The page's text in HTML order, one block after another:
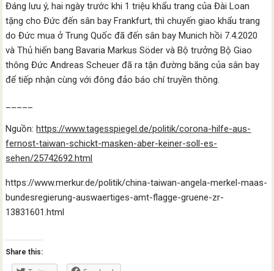
Đáng lưu ý, hai ngày trước khi 1 triệu khẩu trang của Đài Loan
tặng cho Đức đến sân bay Frankfurt, thì chuyến giao khẩu trang
do Đức mua ở Trung Quốc đã đến sân bay Munich hồi 7.4.2020
và Thủ hiến bang Bavaria Markus Söder và Bộ trưởng Bộ Giao
thông Đức Andreas Scheuer đã ra tận đường băng của sân bay
để tiếp nhận cùng với đông đảo báo chí truyền thông.
Nguồn: https://www.tagesspiegel.de/politik/corona-hilfe-aus-
fernost-taiwan-schickt-masken-aber-keiner-soll-es-
sehen/25742692.html
https://www.merkur.de/politik/china-taiwan-angela-merkel-maas-
bundesregierung-auswaertiges-amt-flagge-gruene-zr-
13831601.html
Share this: